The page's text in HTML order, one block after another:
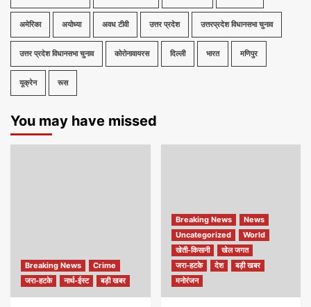
अमेरिका अयोध्या अवध टीवी उत्तर प्रदेश उत्तरप्रदेश विधानसभा चुनाव
उत्तर प्रदेश विधानसभा चुनाव कोरोनावायरस दिल्ली भारत मणिपुर
यूक्रेन रूस
You may have missed
Breaking News
Crime
जरा-हटके
नार्थ-ईस्ट बड़ी खबर
Breaking News
News
Uncategorized
World
खेती-किसानी
खेल जगत
जरा-हटके
देश
बड़ी खबर
मनोरंजन